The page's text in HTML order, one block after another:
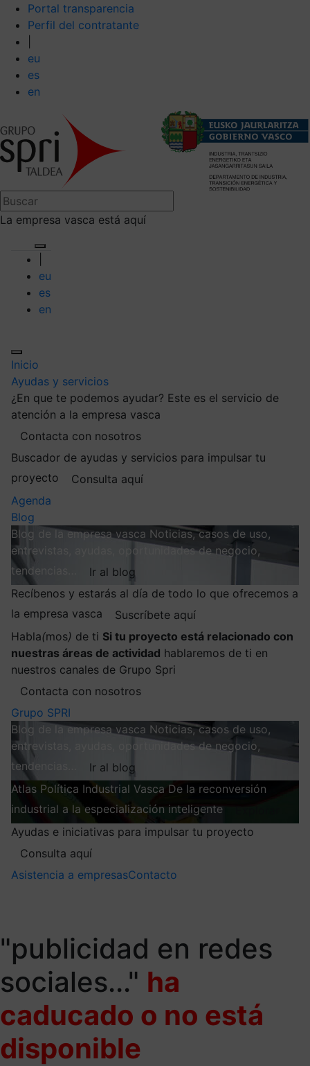
Portal transparencia
Perfil del contratante
eu
es
en
La empresa vasca está aquí
eu
es
en
Inicio
Ayudas y servicios
¿En que te podemos ayudar? Este es el servicio de
atención a la empresa vasca
Contacta con nosotros
Buscador de ayudas y servicios para impulsar tu
proyecto
Consulta aquí
Agenda
Blog
Blog de la empresa vasca Noticias, casos de uso,
entrevistas, ayudas, oportunidades de negocio,
tendencias…
Ir al blog
Recíbenos y estarás al día de todo lo que ofrecemos a
la empresa vasca
Suscríbete aquí
Habla(mos) de ti Si tu proyecto está relacionado con
nuestras áreas de actividad hablaremos de ti en
nuestros canales de Grupo Spri
Contacta con nosotros
Grupo SPRI
Blog de la empresa vasca Noticias, casos de uso,
entrevistas, ayudas, oportunidades de negocio,
tendencias…
Ir al blog
Atlas Política Industrial Vasca De la reconversión
industrial a la especialización inteligente
Ayudas e iniciativas para impulsar tu proyecto
Consulta aquí
Asistencia a empresasContacto
"publicidad en redes
sociales..." ha
caducado o no está
disponible